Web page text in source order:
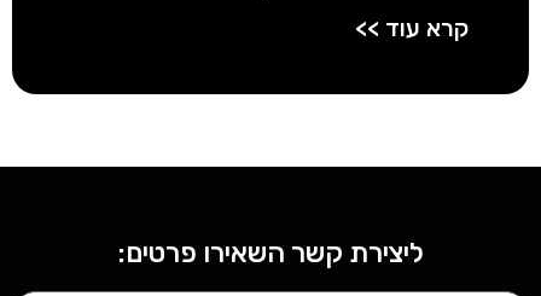
קרא עוד >>
ליצירת קשר השאירו פרטים: